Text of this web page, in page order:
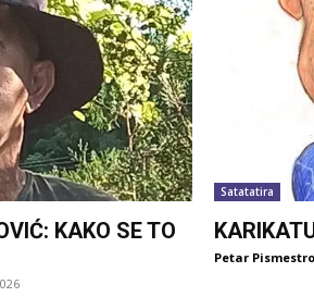
KAKO SE TO
Satatatira
Petar